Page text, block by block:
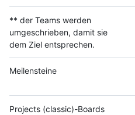
** der Teams werden
umgeschrieben, damit sie
dem Ziel entsprechen.
Meilensteine
Projects (classic)-Boards